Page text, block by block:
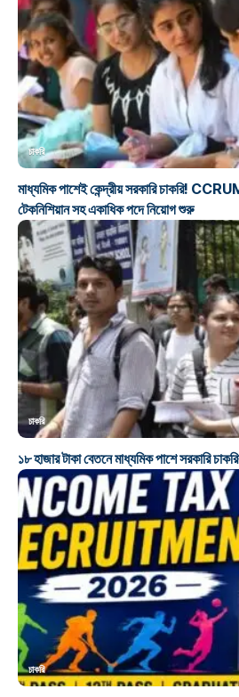
চাকরি
মাধ্যমিক পাশেই কেন্দ্রীয় সরকারি চাকরি!
টেকনিশিয়ান সহ একাধিক পদে নিয়োগ শুরু
চাকরি
১৮ হাজার টাকা বেতনে মাধ্যমিক পাশে সরকারি
চাকরি